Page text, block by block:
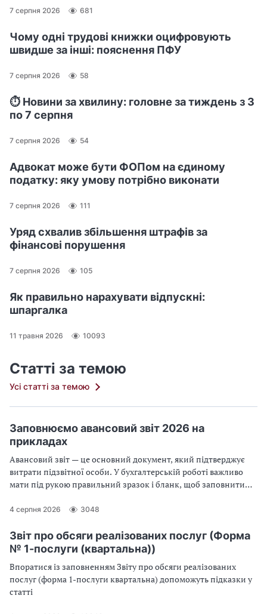
7 серпня 2026 681
Чому одні трудові книжки оцифровують
швидше за інші: пояснення ПФУ
7 серпня 2026 58
⏱️ Новини за хвилину: головне за тиждень з 3
по 7 серпня
7 серпня 2026 54
Адвокат може бути ФОПом на єдиному
податку: яку умову потрібно виконати
7 серпня 2026 111
Уряд схвалив збільшення штрафів за
фінансові порушення
7 серпня 2026 105
Як правильно нарахувати відпускні:
шпаргалка
11 травня 2026 10093
Статті за темою
Усі статті за темою
Заповнюємо авансовий звіт 2026 на
прикладах
Авансовий звіт — це основний документ, який підтверджує
витрати підзвітної особи. У бухгалтерській роботі важливо
мати під рукою правильний зразок і бланк, щоб заповнити
2026 у форматі Excel
4 серпня 2026 3048
Звіт про обсяги реалізованих послуг (Форма
№ 1-послуги (квартальна))
Впоратися із заповненням Звіту про обсяги реалізованих
послуг (форма 1-послуги квартальна) допоможуть підказки у
статті